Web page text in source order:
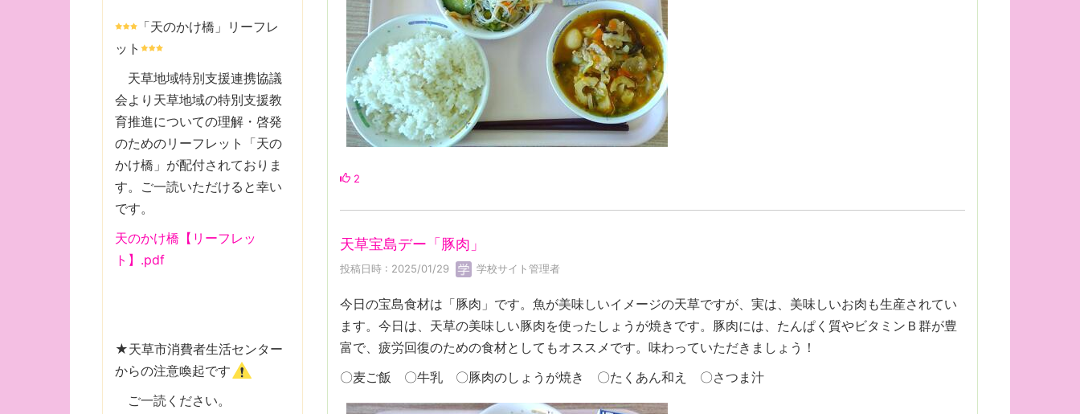
2
天草宝島デー「豚肉」
投稿日時 : 2025/01/29 学校サイト管理者
今日の宝島食材は「豚肉」です。魚が美味しいイメージの天草ですが、実は、美味しいお肉も生産されてい
ます。今日は、天草の美味しい豚肉を使ったしょうが焼きです。豚肉には、たんぱく質やビタミンＢ群が豊
富で、疲労回復のための食材としてもオススメです。味わっていただきましょう！
〇麦ご飯 〇牛乳 〇豚肉のしょうが焼き 〇たくあん和え 〇さつま汁
「天のかけ橋」リーフレ
ット
天草地域特別支援連携協議
会より天草地域の特別支援教
育推進についての理解・啓発
のためのリーフレット「天の
かけ橋」が配付されておりま
す。ご一読いただけると幸い
です。
天のかけ橋【リーフレッ
ト】.pdf
★天草市消費者生活センター
からの注意喚起です
ご一読ください。